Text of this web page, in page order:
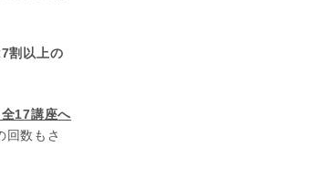
割以上の
17講座へ
回数もさ